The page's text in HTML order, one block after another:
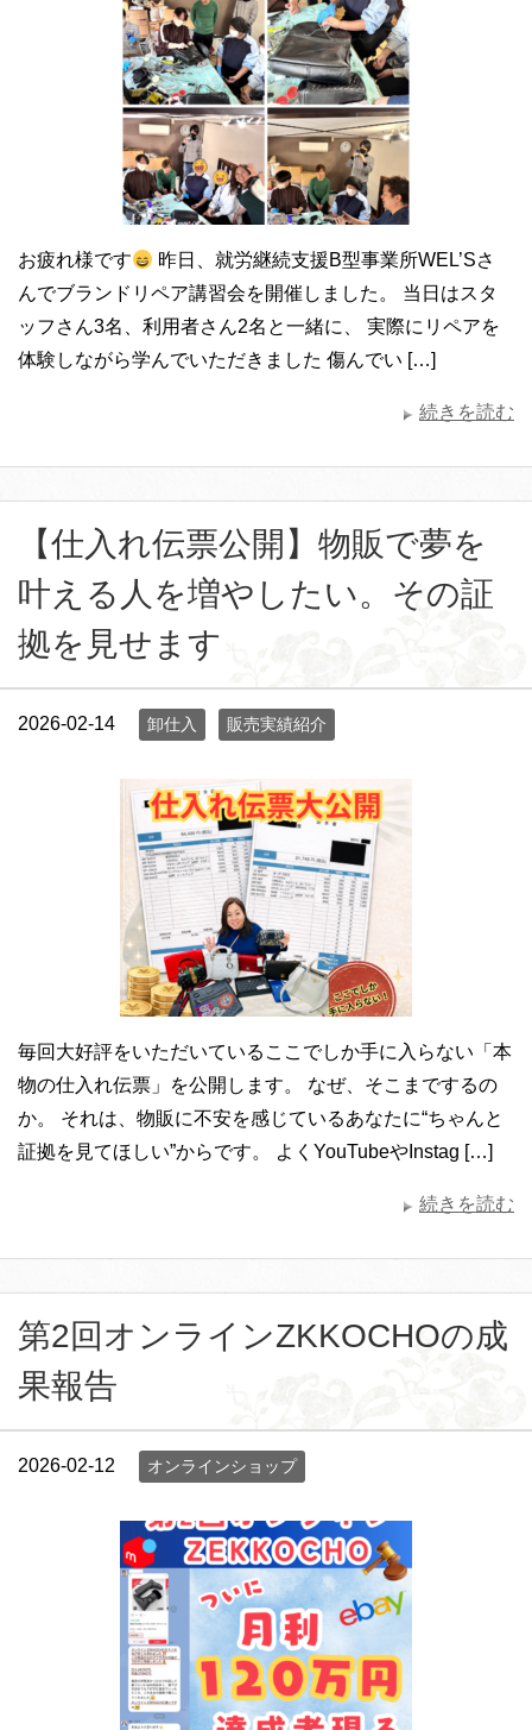
お疲れ様です
昨日、就労継続支援B型事業所WEL’Sさ
んでブランドリペア講習会を開催しました。 当日はスタ
ッフさん3名、利用者さん2名と一緒に、 実際にリペアを
体験しながら学んでいただきました 傷んでい […]
続きを読む
【仕入れ伝票公開】物販で夢を
叶える人を増やしたい。その証
拠を見せます
2026-02-14 卸仕入 販売実績紹介
毎回大好評をいただいているここでしか手に入らない「本
物の仕入れ伝票」を公開します。 なぜ、そこまでするの
か。 それは、物販に不安を感じているあなたに“ちゃんと
証拠を見てほしい”からです。 よくYouTubeやInstag […]
続きを読む
第2回オンラインZKKOCHOの成
果報告
2026-02-12 オンラインショップ